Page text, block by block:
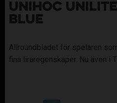
UNIHOC
BLUE
Allroundbladet för spelaren
fina liraregenskaper. Nu även i